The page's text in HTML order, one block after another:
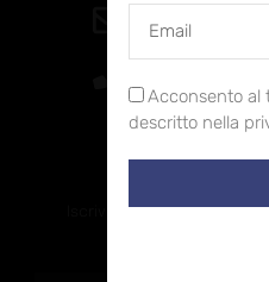
Rimaniamo
Iscriviti alla nostra
Acconsento al
descritto nella